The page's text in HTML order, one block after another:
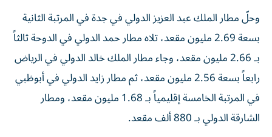
وحلّ مطار الملك عبد العزيز الدولي في جدة في المرتبة الثانية
بسعة 2.69 مليون مقعد، تلاه مطار حمد الدولي في الدوحة ثالثاً
بـ 2.66 مليون مقعد، وجاء مطار الملك خالد الدولي في الرياض
رابعاً بسعة 2.56 مليون مقعد، ثم مطار زايد الدولي في أبوظبي
في المرتبة الخامسة إقليمياً بـ 1.68 مليون مقعد، ومطار
الشارقة الدولي بـ 880 ألف مقعد.